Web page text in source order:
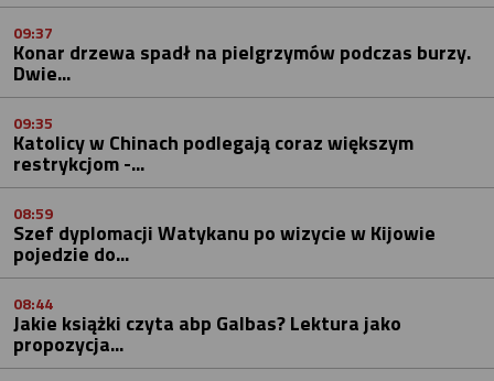
09:37
Konar drzewa spadł na pielgrzymów podczas burzy.
Dwie...
09:35
Katolicy w Chinach podlegają coraz większym
restrykcjom -...
08:59
Szef dyplomacji Watykanu po wizycie w Kijowie
pojedzie do...
08:44
Jakie książki czyta abp Galbas? Lektura jako
propozycja...